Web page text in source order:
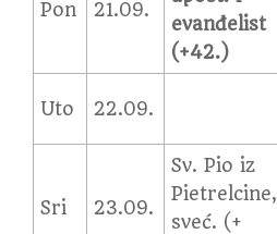
Pon 21.09.
evanđelist
(+42.)
Uto 22.09.
Sri 23.09.
Sv. Pio iz
Pietrelcine,
sveć. (+